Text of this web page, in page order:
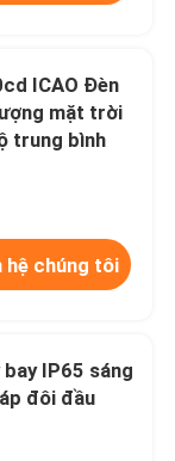
ICAO Đèn
mặt trời
trung bình
hệ chúng tôi
IP65 sáng
đôi đầu